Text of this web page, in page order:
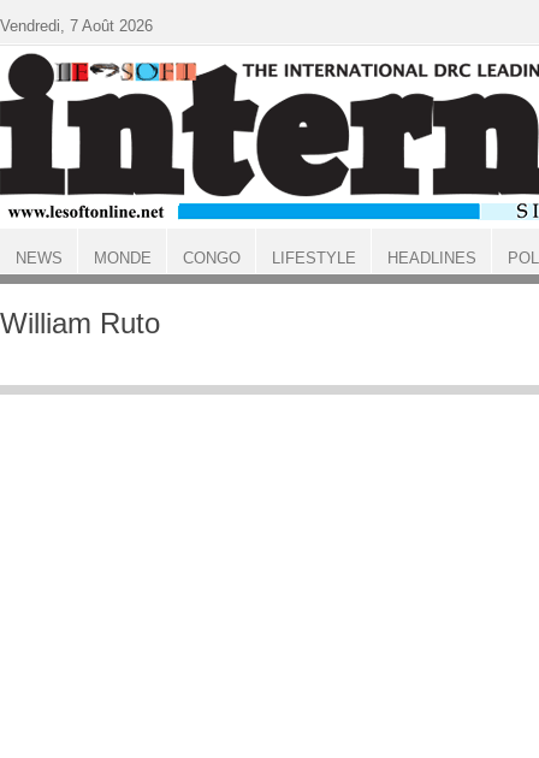
ACCUEIL
William Ruto
Vendredi, 7 Août 2026
NEWS MONDE CONGO LIFESTYLE HEADLINES